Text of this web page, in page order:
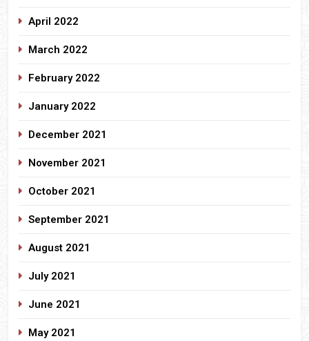
April 2022
March 2022
February 2022
January 2022
December 2021
November 2021
October 2021
September 2021
August 2021
July 2021
June 2021
May 2021